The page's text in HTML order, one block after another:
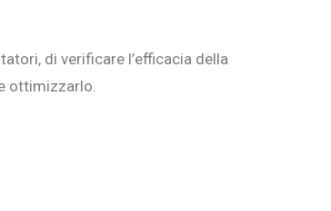
di verificare l’efficacia della
ottimizzarlo.